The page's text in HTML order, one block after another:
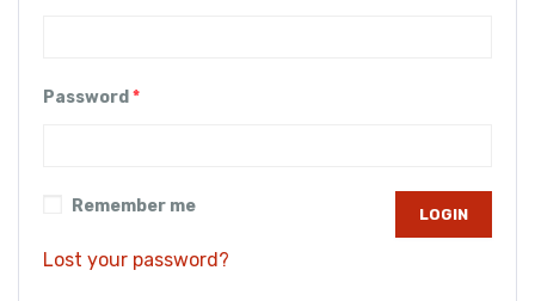
Password *
Remember me
Lost your password?